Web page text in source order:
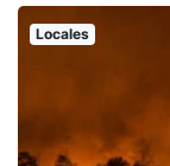
Locales